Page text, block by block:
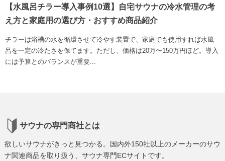
【水風呂チラー導入事例10選】自宅サウナの冷水管理の考
え方と家庭用の選び方・おすすめ商品紹介
チラーは浴槽の水を循環させて冷やす装置で、家庭でも使用すれば水風
呂を一定の冷たさを保てます。ただし、価格は20万〜150万円ほど。導入
には予算とのバランスが重要...
サウナの専門商社とは
欲しいサウナがきっと見つかる。国内外150社以上のメーカーのサウ
ナ関連商品を取り扱う、サウナ専門ECサイトです。